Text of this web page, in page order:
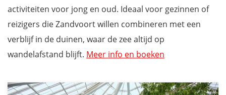
activiteiten voor jong en oud. Ideaal voor gezinnen of
reizigers die Zandvoort willen combineren met een
verblijf in de duinen, waar de zee altijd op
wandelafstand blijft. Meer info en boeken